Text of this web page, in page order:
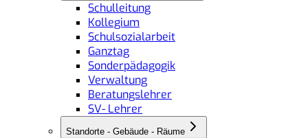
Schulleitung
Kollegium
Schulsozialarbeit
Ganztag
Sonderpädagogik
Verwaltung
Beratungslehrer
SV- Lehrer
Standorte - Gebäude - Räume